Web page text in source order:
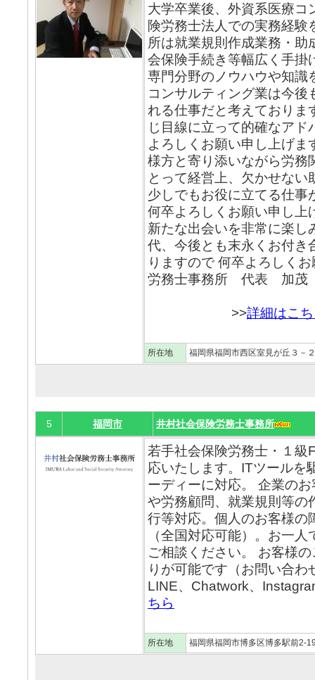
大学卒業後、外資系医療コ
険労務士法人での実務経験
所は就業規則作成業務・
会保険手続き等幅広く手掛
専門分野のノウハウや知識
コンサルティング業は今
れる仕事だと考えておりま
じ目線に立って的確なア
よろしくお願い申し上げま
様方と寄り添いながら労務
とって経営上、欠かせな
少しでもお役に立てる仕事
何卒よろしくお願い申し上
新たな出会いを非常に楽し
代、今後とも末永くお付き
りますので 何卒よろしく
労務士事務所 代表 加
>>詳細はこ
所在地 福岡県福岡市西区室見が丘３－
5 福岡市 井村社会保険労務士事務所
若手社会保険労務士・１級
応いたします。ITツールを
ーディーに対応。 企業の
や労務顧問、就業規則等の
行等対応。個人のお客様の
（全国対応可能）。お一
ご相談ください。 お客様
りが可能です（お問い合わ
LINE、Chatwork、
ちら
所在地 福岡県福岡市博多区博多駅前2-